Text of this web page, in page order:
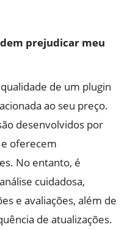
prejudicar meu
de um plugin
ao seu preço.
desenvolvidos por
oferecem
No entanto, é
cuidadosa,
e avaliações, além de
de atualizações.